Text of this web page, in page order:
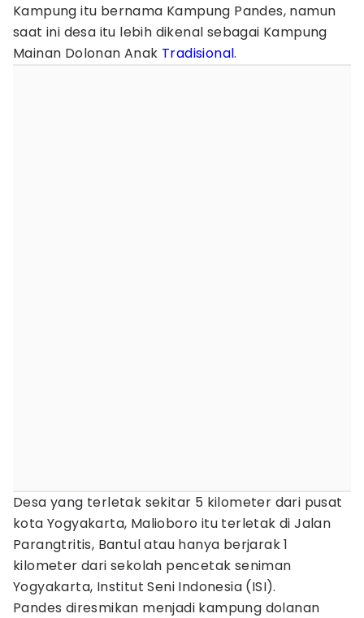
Kampung itu bernama Kampung Pandes, namun
saat ini desa itu lebih dikenal sebagai Kampung
Mainan Dolonan Anak Tradisional.
Desa yang terletak sekitar 5 kilometer dari pusat
kota Yogyakarta, Malioboro itu terletak di Jalan
Parangtritis, Bantul atau hanya berjarak 1
kilometer dari sekolah pencetak seniman
Yogyakarta, Institut Seni Indonesia (ISI).
Pandes diresmikan menjadi kampung dolanan